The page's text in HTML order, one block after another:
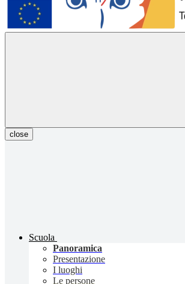
close
Scuola
Panoramica
Presentazione
I luoghi
Le persone